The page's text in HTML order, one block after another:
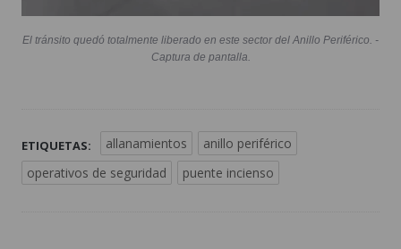
El tránsito quedó totalmente liberado en este sector del Anillo Periférico. -
Captura de pantalla.
ETIQUETAS: allanamientos
anillo periférico
operativos de seguridad
puente incienso